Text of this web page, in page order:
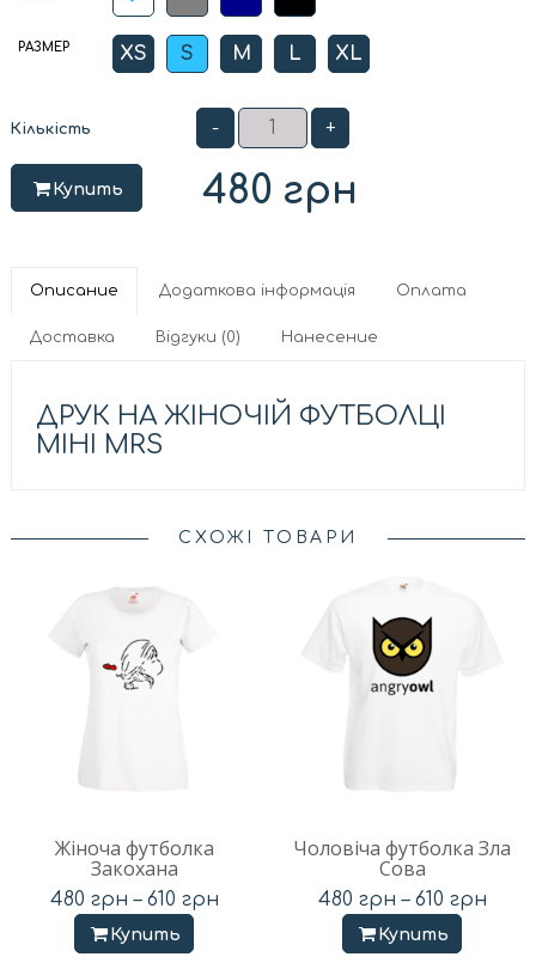
РАЗМЕР XS S M L XL
Кількість - +
Купить 480 грн
Описание Додаткова інформація Оплата
Доставка Відгуки (0) Нанесение
ДРУК НА ЖІНОЧІЙ ФУТБОЛЦІ
МІНІ MRS
СХОЖІ ТОВАРИ
Жіноча футболка
Закохана
480 грн – 610 грн
Купить
Чоловіча футболка Зла
Сова
480 грн – 610 грн
Купить